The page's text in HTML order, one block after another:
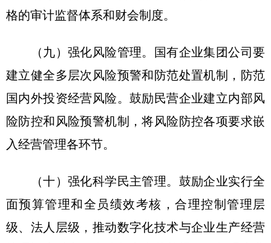
格的审计监督体系和财会制度。
（九）强化风险管理。国有企业集团公司要
建立健全多层次风险预警和防范处置机制，防范
国内外投资经营风险。鼓励民营企业建立内部风
险防控和风险预警机制，将风险防控各项要求嵌
入经营管理各环节。
（十）强化科学民主管理。鼓励企业实行全
面预算管理和全员绩效考核，合理控制管理层
级、法人层级，推动数字化技术与企业生产经营